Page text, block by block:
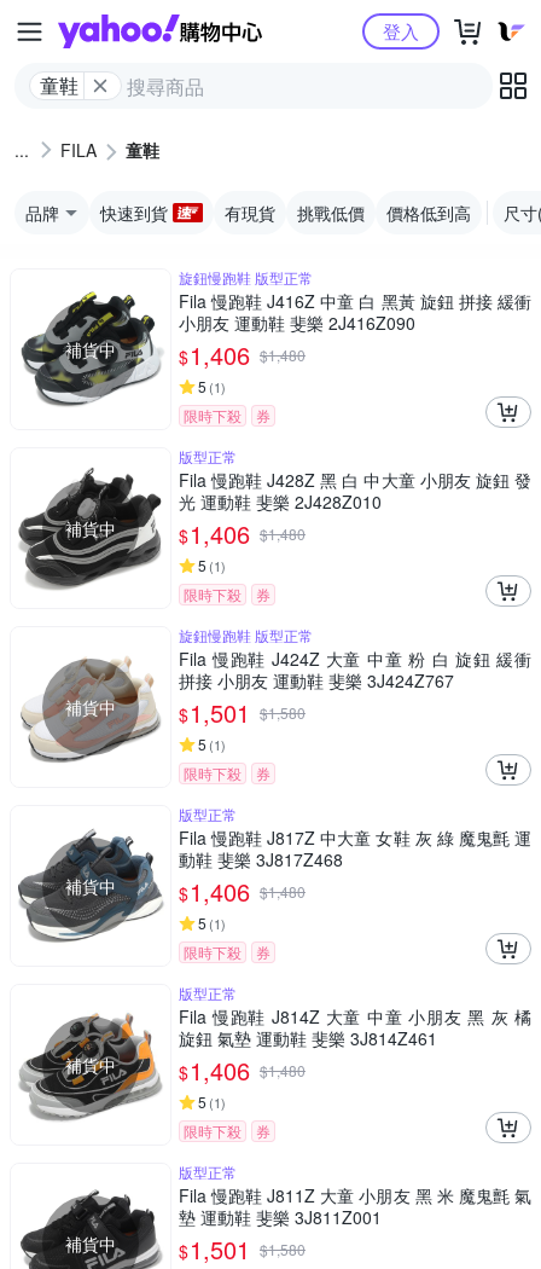
Yahoo購物中心
童鞋
登入
FILA 童鞋
品牌 快速到貨 有現貨 挑戰低價 價格低到高 尺
補貨中
旋鈕慢跑鞋 版型正常
Fila 慢跑鞋 J416Z 中童 白 黑黃 旋鈕 拼接 緩衝
小朋友 運動鞋 斐樂 2J416Z090
$1,406 $1,480
5 (1)
限時下殺 券
補貨中
版型正常
Fila 慢跑鞋 J428Z 黑 白 中大童 小朋友 旋鈕 發
光 運動鞋 斐樂 2J428Z010
$1,406 $1,480
5 (1)
限時下殺 券
補貨中
旋鈕慢跑鞋 版型正常
Fila 慢跑鞋 J424Z 大童 中童 粉 白 旋鈕 緩衝
拼接 小朋友 運動鞋 斐樂 3J424Z767
$1,501 $1,580
5 (1)
限時下殺 券
補貨中
版型正常
Fila 慢跑鞋 J817Z 中大童 女鞋 灰 綠 魔鬼氈 運
動鞋 斐樂 3J817Z468
$1,406 $1,480
5 (1)
限時下殺 券
補貨中
版型正常
Fila 慢跑鞋 J814Z 大童 中童 小朋友 黑 灰 橘
旋鈕 氣墊 運動鞋 斐樂 3J814Z461
$1,406 $1,480
5 (1)
限時下殺 券
補貨中
版型正常
Fila 慢跑鞋 J811Z 大童 小朋友 黑 米 魔鬼氈 氣
墊 運動鞋 斐樂 3J811Z001
$1,501 $1,580